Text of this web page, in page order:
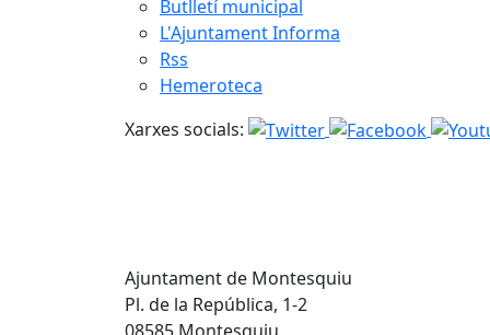
Butlletí municipal
L'Ajuntament Informa
Rss
Hemeroteca
Xarxes socials:
Ajuntament de Montesquiu
Pl. de la República, 1-2